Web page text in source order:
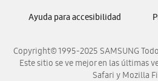
Samsung
Copyright© 1995-2025 SAMSUNG
Este sitio se ve mejor en las últimas
Safari y Mozilla
Ayuda para accesibilidad